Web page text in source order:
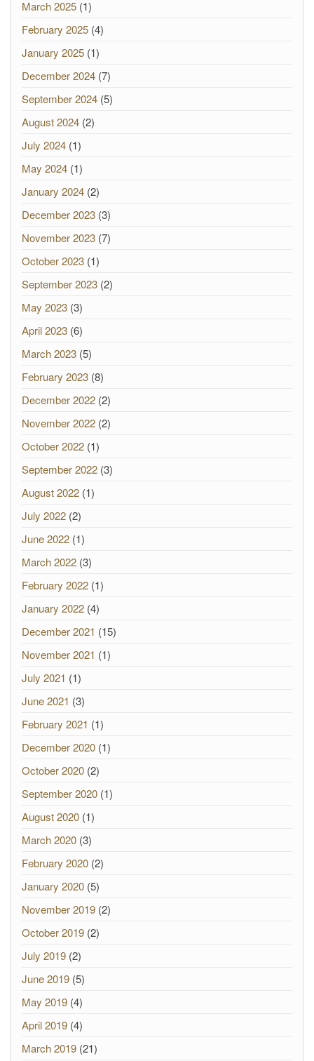
March 2025 (1)
February 2025 (4)
January 2025 (1)
December 2024 (7)
September 2024 (5)
August 2024 (2)
July 2024 (1)
May 2024 (1)
January 2024 (2)
December 2023 (3)
November 2023 (7)
October 2023 (1)
September 2023 (2)
May 2023 (3)
April 2023 (6)
March 2023 (5)
February 2023 (8)
December 2022 (2)
November 2022 (2)
October 2022 (1)
September 2022 (3)
August 2022 (1)
July 2022 (2)
June 2022 (1)
March 2022 (3)
February 2022 (1)
January 2022 (4)
December 2021 (15)
November 2021 (1)
July 2021 (1)
June 2021 (3)
February 2021 (1)
December 2020 (1)
October 2020 (2)
September 2020 (1)
August 2020 (1)
March 2020 (3)
February 2020 (2)
January 2020 (5)
November 2019 (2)
October 2019 (2)
July 2019 (2)
June 2019 (5)
May 2019 (4)
April 2019 (4)
March 2019 (21)